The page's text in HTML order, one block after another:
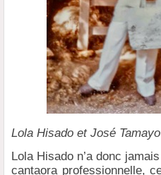
Lola Hisado et José
Lola Hisado n’a donc
cantaora professionnelle,